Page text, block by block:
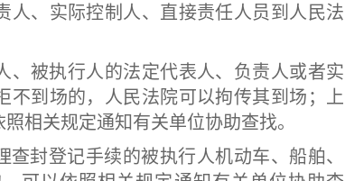
人、实际控制人、直接责任人员到人民法
被执行人的法定代表人、负责人或者实
不到场的，人民法院可以拘传其到场；上
相关规定通知有关单位协助查找。
封登记手续的被执行人机动车、船舶、